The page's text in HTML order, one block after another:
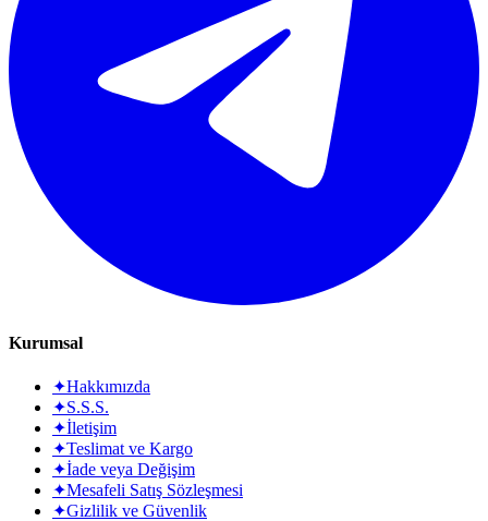
Kurumsal
✦Hakkımızda
✦S.S.S.
✦İletişim
✦Teslimat ve Kargo
✦İade veya Değişim
✦Mesafeli Satış Sözleşmesi
✦Gizlilik ve Güvenlik